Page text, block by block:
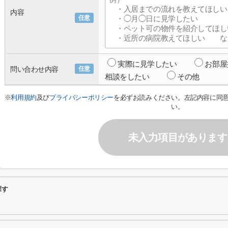
任意
内容
任意
問い合わせ内容
実際に見学したい
お部
相談をしたい
その他
※利用規約及びプライバシーポリシーを必ずお読みください。左記内容に同
い。
未入力項目があります
す